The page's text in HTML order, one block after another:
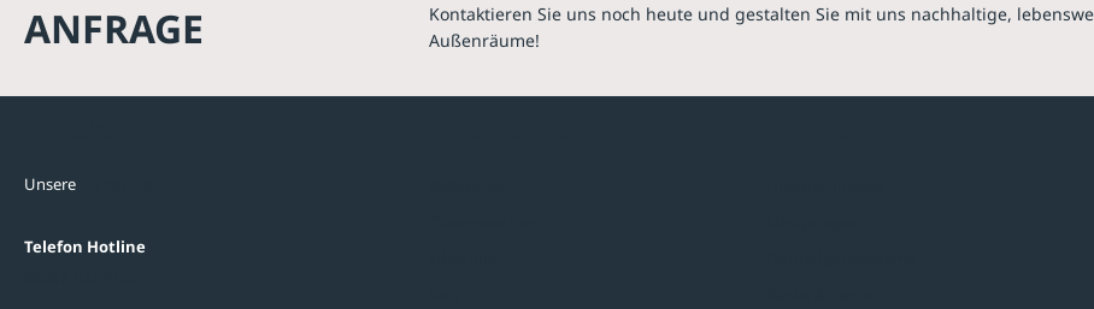
ANFRAGE
Kontaktieren Sie uns noch heute und gestalten Sie mit uns nachhaltige,
Außenräume!
Unsere
Telefon Hotline